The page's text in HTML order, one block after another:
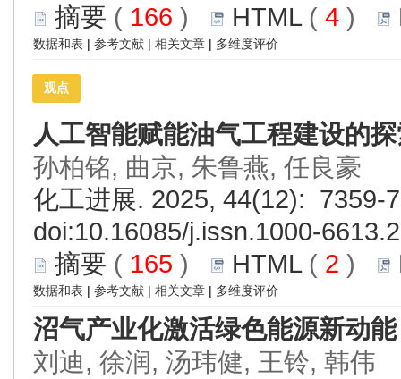
摘要 ( 166 ) HTML( 4 )
数据和表 | 参考文献 | 相关文章 | 多维度评价
观点
人工智能赋能油气工程建设的
孙柏铭, 曲京, 朱鲁燕, 任良豪
化工进展. 2025, 44(12): 7359-
doi:10.16085/j.issn.1000-
摘要 ( 165 ) HTML( 2 )
数据和表 | 参考文献 | 相关文章 | 多维度评价
沼气产业化激活绿色能源新动能
刘迪, 徐润, 汤玮健, 王铃, 韩伟